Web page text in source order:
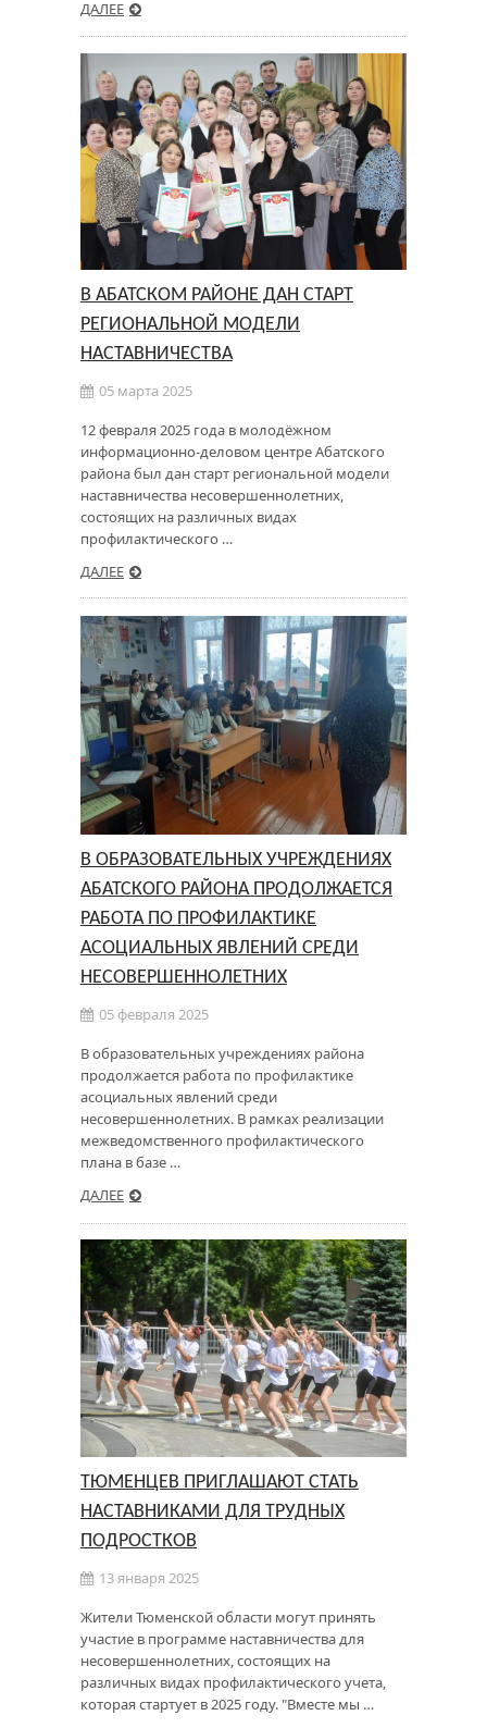
ДАЛЕЕ
В АБАТСКОМ РАЙОНЕ ДАН СТАРТ
РЕГИОНАЛЬНОЙ МОДЕЛИ
НАСТАВНИЧЕСТВА
05 марта 2025
12 февраля 2025 года в молодёжном
информационно-деловом центре Абатского
района был дан старт региональной модели
наставничества несовершеннолетних,
состоящих на различных видах
профилактического …
ДАЛЕЕ
В ОБРАЗОВАТЕЛЬНЫХ УЧРЕЖДЕНИЯХ
АБАТСКОГО РАЙОНА ПРОДОЛЖАЕТСЯ
РАБОТА ПО ПРОФИЛАКТИКЕ
АСОЦИАЛЬНЫХ ЯВЛЕНИЙ СРЕДИ
НЕСОВЕРШЕННОЛЕТНИХ
05 февраля 2025
В образовательных учреждениях района
продолжается работа по профилактике
асоциальных явлений среди
несовершеннолетних. В рамках реализации
межведомственного профилактического
плана в базе …
ДАЛЕЕ
ТЮМЕНЦЕВ ПРИГЛАШАЮТ СТАТЬ
НАСТАВНИКАМИ ДЛЯ ТРУДНЫХ
ПОДРОСТКОВ
13 января 2025
Жители Тюменской области могут принять
участие в программе наставничества для
несовершеннолетних, состоящих на
различных видах профилактического учета,
которая стартует в 2025 году. "Вместе мы …